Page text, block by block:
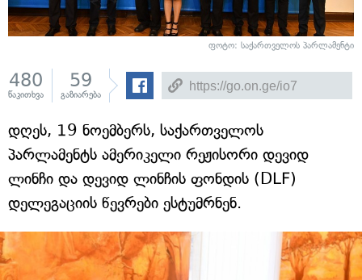
ფოტო: საქართველოს პარლამენტი
480
წაკითხვა
59
გაზიარება
დღეს, 19 ნოემბერს, საქართველოს
პარლამენტს ამერიკელი რეჟისორი დევიდ
ლინჩი და დევიდ ლინჩის ფონდის (DLF)
დელეგაციის წევრები ესტუმრნენ.